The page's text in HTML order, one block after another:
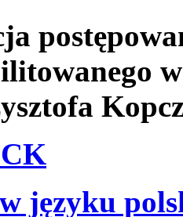
języku